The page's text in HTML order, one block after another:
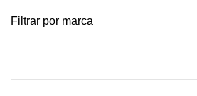
Filtrar por marca